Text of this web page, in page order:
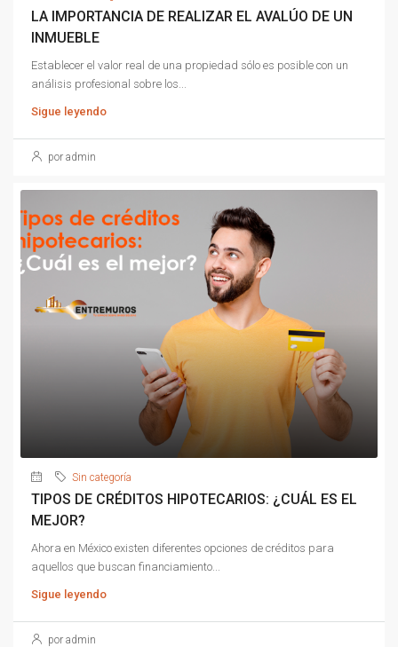
LA IMPORTANCIA DE REALIZAR EL AVALÚO DE UN
INMUEBLE
Establecer el valor real de una propiedad sólo es posible con un
análisis profesional sobre los...
Sigue leyendo
por admin
Sin categoría
TIPOS DE CRÉDITOS HIPOTECARIOS: ¿CUÁL ES EL
MEJOR?
Ahora en México existen diferentes opciones de créditos para
aquellos que buscan financiamiento...
Sigue leyendo
por admin